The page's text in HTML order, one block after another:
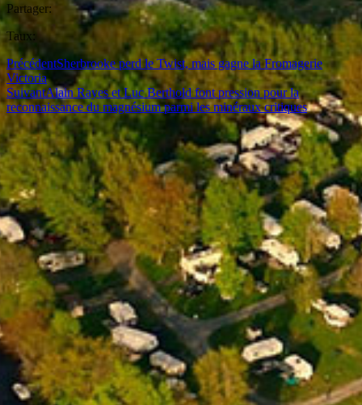
Partager:
Taux:
PrécédentSherbrooke perd le Twist, mais gagne la Fromagerie
Victoria
SuivantAlain Rayes et Luc Berthold font pression pour la
reconnaissance du magnésium parmi les minéraux critiques